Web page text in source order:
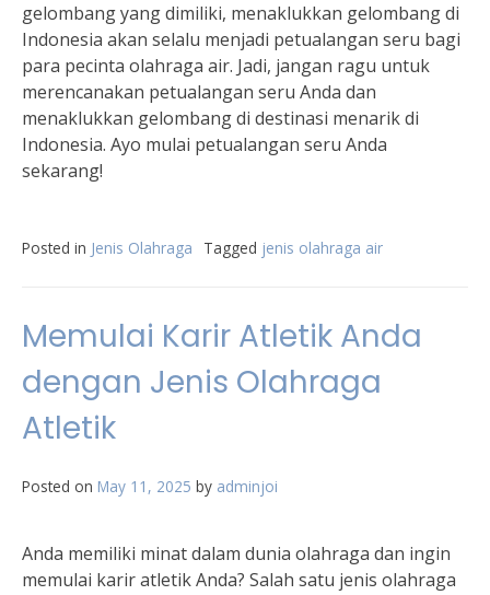
gelombang yang dimiliki, menaklukkan gelombang di
Indonesia akan selalu menjadi petualangan seru bagi
para pecinta olahraga air. Jadi, jangan ragu untuk
merencanakan petualangan seru Anda dan
menaklukkan gelombang di destinasi menarik di
Indonesia. Ayo mulai petualangan seru Anda
sekarang!
Posted in Jenis Olahraga Tagged jenis olahraga air
Memulai Karir Atletik Anda
dengan Jenis Olahraga
Atletik
Posted on May 11, 2025 by adminjoi
Anda memiliki minat dalam dunia olahraga dan ingin
memulai karir atletik Anda? Salah satu jenis olahraga